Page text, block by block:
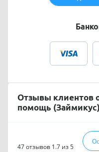
Отзывы клиентов
помощь (Займикус)
47 отзывов 1.7 из 5